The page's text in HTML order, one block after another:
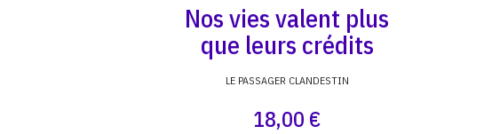
Nos vies valent plus
que leurs crédits
LE PASSAGER CLANDESTIN
18,00 €